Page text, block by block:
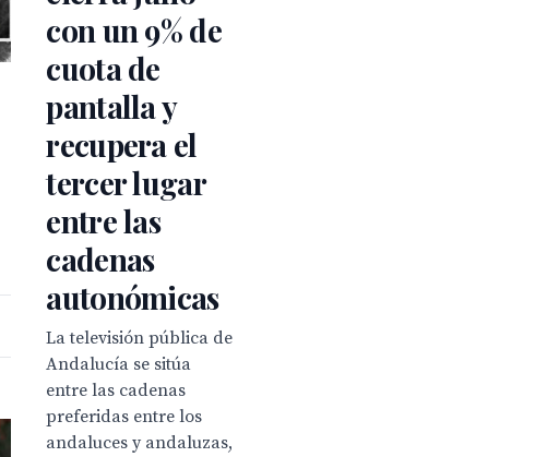
con un 9% de
cuota de
pantalla y
recupera el
tercer lugar
entre las
cadenas
autonómicas
La televisión pública de
Andalucía se sitúa
entre las cadenas
preferidas entre los
andaluces y andaluzas,